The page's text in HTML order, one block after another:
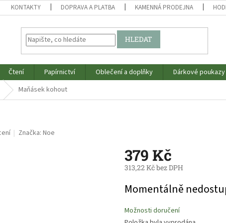
KONTAKTY DOPRAVA A PLATBA KAMENNÁ PRODEJNA
HLEDAT
Čtení Papírnictví Oblečení a doplňky Dárkové poukazy
Maňásek kohout
Značka:Noe
379 Kč
313,22 Kč bez DPH
cena:
Momentálně
Možnosti doručení